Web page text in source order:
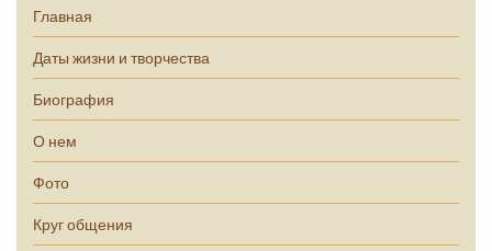
Главная
Даты жизни и творчества
Биография
О нем
Фото
Круг общения